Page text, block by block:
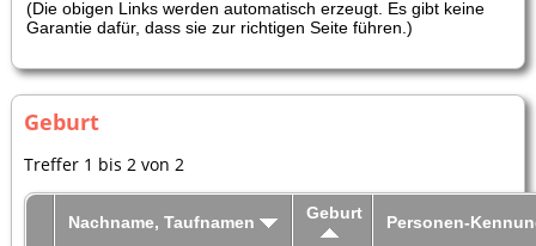
(Die obigen Links werden automatisch erzeugt. Es gibt keine
Garantie dafür, dass sie zur richtigen Seite führen.)
Geburt
Treffer 1 bis 2 von 2
Nachname, Taufnamen Geburt Personen-